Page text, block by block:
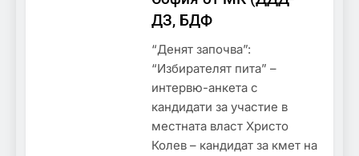
ДЗ, БДФ
“Денят започва”:
“Избирателят пита” –
интервю-анкета с
кандидати за участие в
местната власт Христо
Колев – кандидат за кмет на